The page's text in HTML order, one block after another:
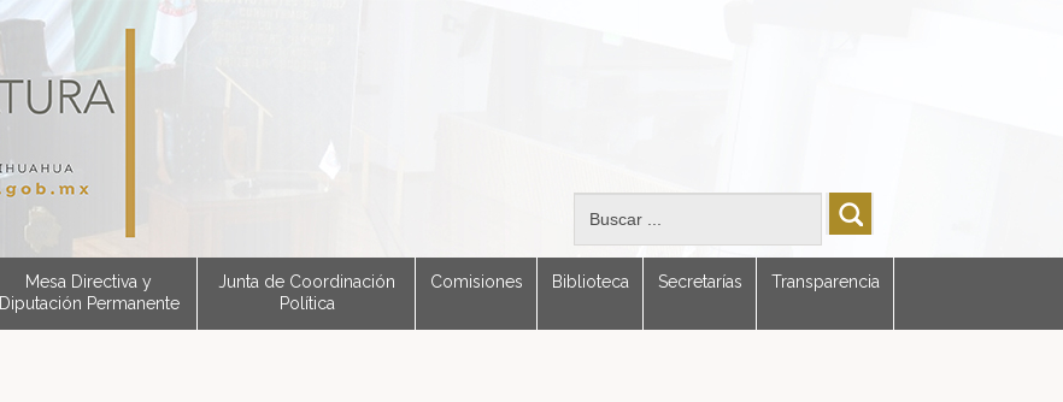
Mesa Directiva y
Diputación Permanente
Junta de Coordinación
Política
Comisiones Biblioteca Secretarías Transparencia